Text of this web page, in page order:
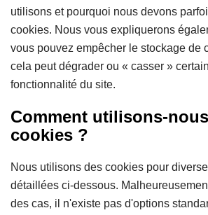
utilisons et pourquoi nous devons
cookies. Nous vous expliquerons
vous pouvez empêcher le stockage de
cela peut dégrader ou « casser »
fonctionnalité du site.
Comment utilisons-
cookies ?
Nous utilisons des cookies pour
détaillées ci-dessous.
des cas, il n'existe pas d'options